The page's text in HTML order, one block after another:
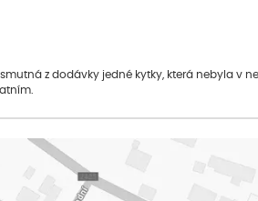
z dodávky jedné kytky, která nebyla v